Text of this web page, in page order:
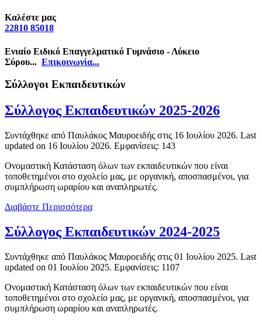
Καλέστε μας
22810 85018
Ενιαίο Ειδικό Επαγγελματικό Γυμνάσιο - Λύκειο
Σύρου... Επικοινωνία...
Σύλλογοι Εκπαιδευτικών
Σύλλογος Εκπαιδευτικών 2025-2026
Συντάχθηκε από Παυλάκος Μαυροειδής στις 16 Ιουλίου 2026. Last
updated on 16 Ιουλίου 2026. Εμφανίσεις: 143
Ονομαστική Κατάσταση όλων των εκπαιδευτικών που είναι
τοποθετημένοι στο σχολείο μας, με οργανική, αποσπασμένοι, για
συμπλήρωση ωραρίου και αναπληρωτές.
Διαβάστε Περισσότερα
Σύλλογος Εκπαιδευτικών 2024-2025
Συντάχθηκε από Παυλάκος Μαυροειδής στις 01 Ιουλίου 2025. Last
updated on 01 Ιουλίου 2025. Εμφανίσεις: 1107
Ονομαστική Κατάσταση όλων των εκπαιδευτικών που είναι
τοποθετημένοι στο σχολείο μας, με οργανική, αποσπασμένοι, για
συμπλήρωση ωραρίου και αναπληρωτές.